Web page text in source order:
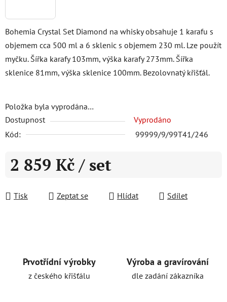
Bohemia Crystal Set Diamond na whisky obsahuje 1 karafu s
objemem cca 500 ml a 6 sklenic s objemem 230 ml. Lze použít
myčku. Šířka karafy 103mm, výška karafy 273mm. Šířka
sklenice 81mm, výška sklenice 100mm. Bezolovnatý křišťál.
Položka byla vyprodána…
Dostupnost
Vyprodáno
Kód:
99999/9/99T41/246
2 859 Kč / set
Tisk
Zeptat se Hlídat Sdílet
Prvotřídní výrobky
z českého křišťálu
Výroba a gravírování
dle zadání zákazníka